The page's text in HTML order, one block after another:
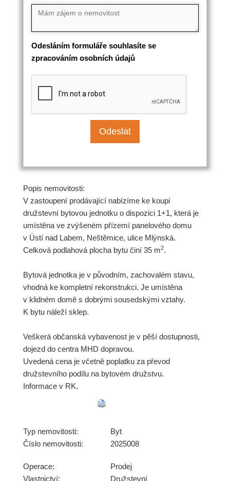
Odesláním formuláře souhlasíte se
zpracováním osobních údajů
Popis nemovitosti:
V zastoupení prodávající nabízíme ke koupi
družstevní bytovou jednotku o dispozici 1+1, která je
umístěna ve zvýšeném přízemí panelového domu
v Ústí nad Labem, Neštěmice, ulice Mlýnská.
Celková podlahová plocha bytu činí 35 m2.
Bytová jednotka je v původním, zachovalém stavu,
vhodná ke kompletní rekonstrukci. Je umístěna
v klidném domě s dobrými sousedskými vztahy.
K bytu náleží sklep.
Veškerá občanská vybavenost je v pěší dostupnosti,
dojezd do centra MHD dopravou.
Uvedená cena je včetně poplatku za převod
družstevního podílu na bytovém družstvu.
Informace v RK.
Typ nemovitosti:
Byt
Číslo nemovitosti:
2025008
Operace:
Prodej
Vlastnictví:
Družstevní